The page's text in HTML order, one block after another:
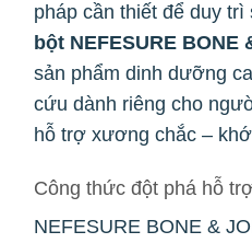
pháp cần thiết để duy
bột NEFESURE BONE
sản phẩm dinh dưỡng
cứu dành riêng cho
hỗ trợ xương chắc –
Công thức đột phá hỗ
NEFESURE BONE &